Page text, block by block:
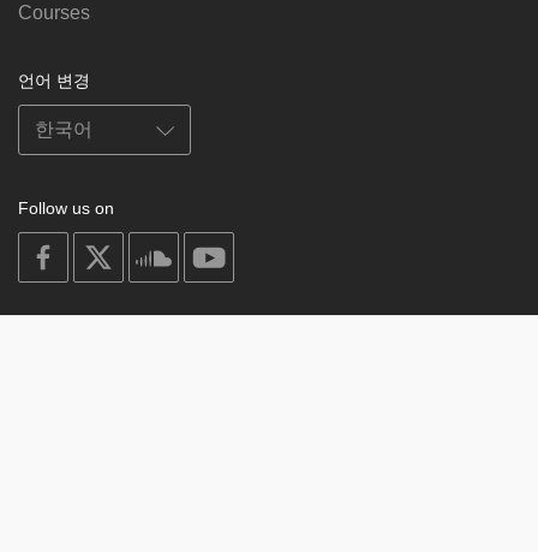
Courses
언어 변경
Follow us on
on
facebook
soundcloud